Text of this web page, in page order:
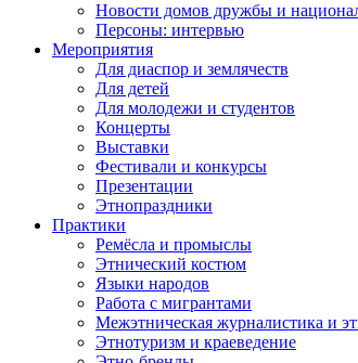
Новости домов дружбы и
Персоны: интервью
Мероприятия
Для диаспор и землячеств
Для детей
Для молодежи и студентов
Концерты
Выставки
Фестивали и конкурсы
Презентации
Этнопраздники
Практики
Ремёсла и промыслы
Этнический костюм
Языки народов
Работа с мигрантами
Межэтническая журналистика и
Этнотуризм и краеведение